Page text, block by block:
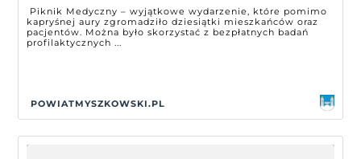
Piknik Medyczny – wyjątkowe wydarzenie, które pomimo
kapryśnej aury zgromadziło dziesiątki mieszkańców oraz
pacjentów. Można było skorzystać z bezpłatnych badań
profilaktycznych ...
POWIATMYSZKOWSKI.PL